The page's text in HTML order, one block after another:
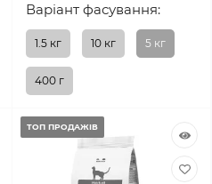
Варіант фасування:
1.5 кг 10 кг 5 кг
400 г
ТОП ПРОДАЖІВ